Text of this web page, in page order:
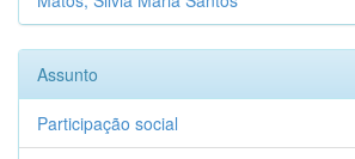
Assunto
Participação social